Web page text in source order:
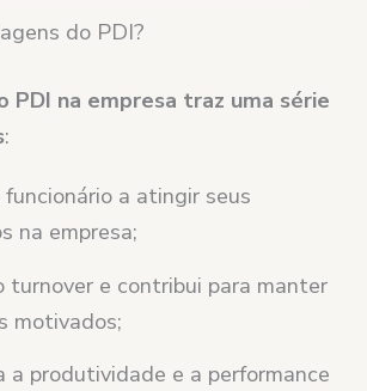
do PDI?
PDI na empresa traz uma série
:
a atingir seus
na empresa;
turnover e contribui para manter
motivados;
a produtividade e a performance